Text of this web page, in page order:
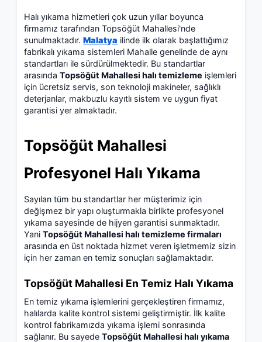
Halı yıkama hizmetleri çok uzun yıllar boyunca
firmamız tarafından Topsöğüt Mahallesi'nde
sunulmaktadır.Malatya ilinde ilk olarak başlattığımız
fabrikalı yıkama sistemleri Mahalle genelinde de aynı
standartları ile sürdürülmektedir. Bu standartlar
arasındaTopsöğüt Mahallesi halı temizleme işlemleri
için ücretsiz servis, son teknoloji makineler, sağlıklı
deterjanlar, makbuzlu kayıtlı sistem ve uygun fiyat
garantisi yer almaktadır.
Topsöğüt Mahallesi
Profesyonel Halı Yıkama
Sayılan tüm bu standartlar her müşterimiz için
değişmez bir yapı oluşturmakla birlikte profesyonel
yıkama sayesinde de hijyen garantisi sunmaktadır.
YaniTopsöğüt Mahallesi halı temizleme firmaları
arasında en üst noktada hizmet veren işletmemiz sizin
için her zaman en temiz sonuçları sağlamaktadır.
Topsöğüt Mahallesi En Temiz Halı Yıkama
En temiz yıkama işlemlerini gerçekleştiren firmamız,
halılarda kalite kontrol sistemi geliştirmiştir. İlk kalite
kontrol fabrikamızda yıkama işlemi sonrasında
sağlanır. Bu sayedeTopsöğüt Mahallesi halı yıkama